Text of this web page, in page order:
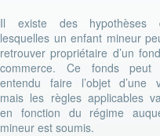
Il existe des hypothèses
lesquelles un enfant mineur
retrouver propriétaire d’un
commerce. Ce fonds peut
entendu faire l’objet d’une
mais les règles applicables
en fonction du régime
mineur est soumis.